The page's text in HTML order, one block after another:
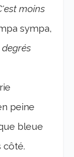
moins
sympa,
degrés
peine
bleue
côté.